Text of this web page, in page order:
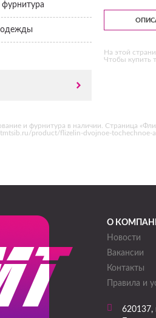
фурнитура
одежды
На этой
Чтобы купить
и фурнитура в наличии. Страница
product/flizelin-dvojnoe-
О
Новости
Вакансии
Контакты
Правила и
620137,